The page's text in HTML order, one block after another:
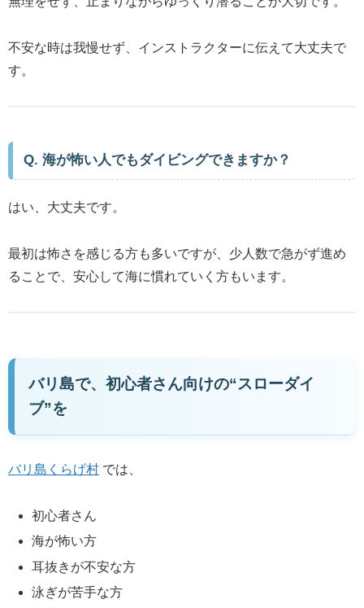
不安な時は我慢せず、インストラクターに伝えて大丈夫で
す。
Q. 海が怖い人でもダイビングできますか？
はい、大丈夫です。
最初は怖さを感じる方も多いですが、少人数で急がず進め
ることで、安心して海に慣れていく方もいます。
バリ島で、初心者さん向けの“スローダイ
ブ”を
バリ島くらげ村 では、
初心者さん
海が怖い方
耳抜きが不安な方
泳ぎが苦手な方